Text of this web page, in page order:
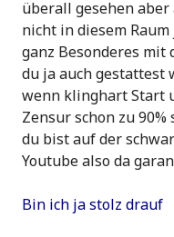
überall gesehen
nicht in diesem
ganz Besonderes mit
du ja auch gestattest
wenn klinghart Start
Zensur schon zu
du bist auf der
Youtube also da
Bin ich ja stolz drauf